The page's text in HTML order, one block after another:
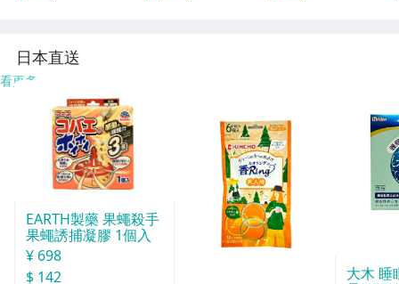
7
日本直送
看更多
EARTH製藥 果蠅殺手
果蠅誘捕凝膠 1個入
¥ 698
$ 142
大木 睡